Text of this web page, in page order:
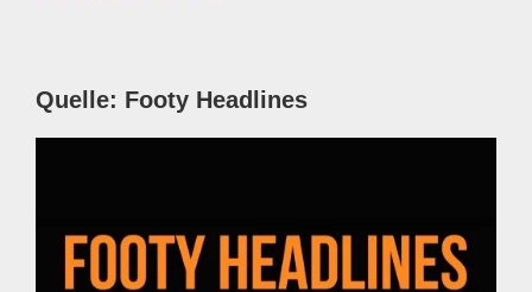
Quelle: Footy Headlines